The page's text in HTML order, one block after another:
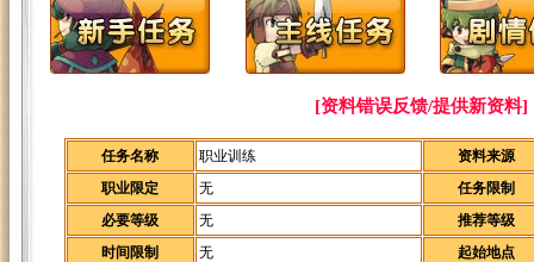
[资料错误反馈/提供新资料]
任务名称 职业训练
资料来源
职业限定
无
任务限制
必要等级
无
推荐等级
时间限制
无
起始地点